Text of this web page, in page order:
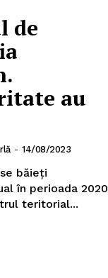
de
au
- 14/08/2023
băieți
în perioada 2020
teritorial...